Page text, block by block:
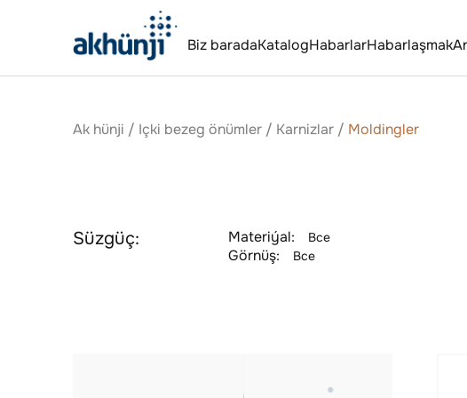
Biz baradaKatalogHabarlarHabarlaşmak
Ak hünji / Içki bezeg önümler / Karnizlar / Moldingler
Süzgüç: Materiýal: Все
Görnüş: Все